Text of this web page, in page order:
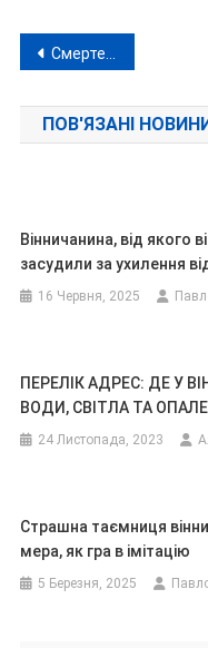
Навігація
записів
Смертельна пожежа на Козятинщині: вогонь забрав життя літнього подружжя
ПОВ'ЯЗАНІ
Вінничанина, від якого
засудили за ухилення
16 Червня, 2025
ПЕРЕЛІК АДРЕС: ДЕ У
ВОДИ, СВІТЛА ТА
24 Листопада, 2023
Страшна таємниця
мера, як гра в імітацію
5 Березня, 2025